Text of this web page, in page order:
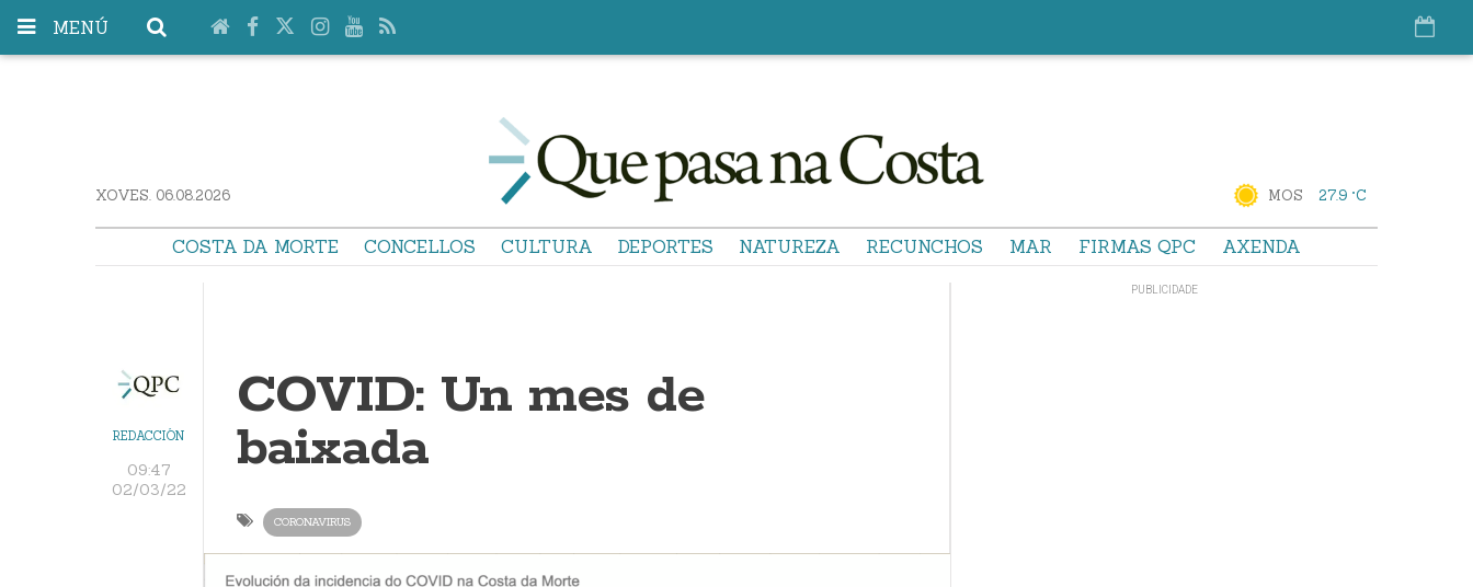
MENÚ
XOVES. 06.08.2026 MOS 27.9 °C
COSTA DA MORTE CONCELLOS CULTURA DEPORTES NATUREZA RECUNCHOS MAR FIRMAS QPC AXENDA
REDACCIÓN
09:47
02/03/22
COVID: Un mes de
baixada
CORONAVIRUS